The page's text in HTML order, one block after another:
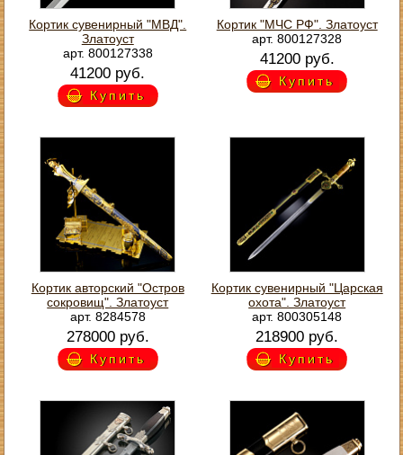
Кортик сувенирный "МВД".
Златоуст
арт. 800127338
41200 руб.
Купить
Кортик "МЧС РФ". Златоуст
арт. 800127328
41200 руб.
Купить
Кортик авторский "Остров
сокровищ". Златоуст
арт. 8284578
278000 руб.
Купить
Кортик сувенирный "Царская
охота". Златоуст
арт. 800305148
218900 руб.
Купить